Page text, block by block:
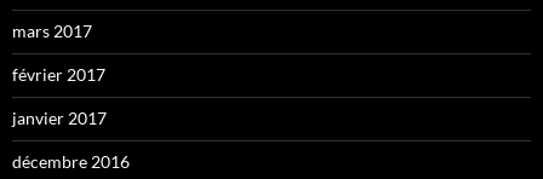
mars 2017
février 2017
janvier 2017
décembre 2016